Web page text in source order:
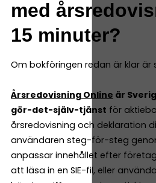
med
15 minuter?
Om bokföringen redan är klar är
Årsredovisning Online är
gör-det-själv-tjänst för
årsredovisning och deklaration
användaren steg-för-steg
anpassar innehållet efter
att läsa in en SIE-fil, eller